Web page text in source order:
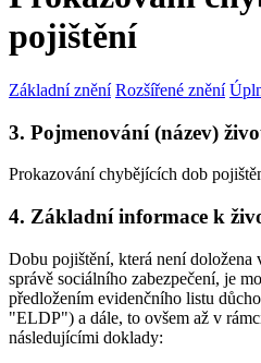
pojištění
Základní znění Rozšířené znění
3. Pojmenování (název)
Prokazování chybějících dob
4. Základní informace k
Dobu pojištění, která není doložena
správě sociálního zabezpečení, je
předložením evidenčního listu
"ELDP") a dále, to ovšem až v
následujícími doklady: